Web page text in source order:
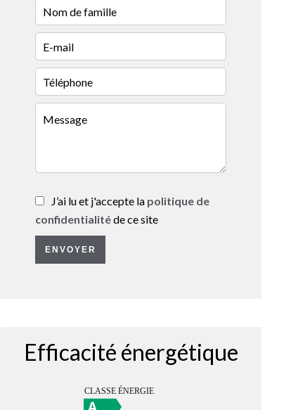
J’ai lu et j'accepte la politique de
confidentialitéde ce site
ENVOYER
Efficacité énergétique